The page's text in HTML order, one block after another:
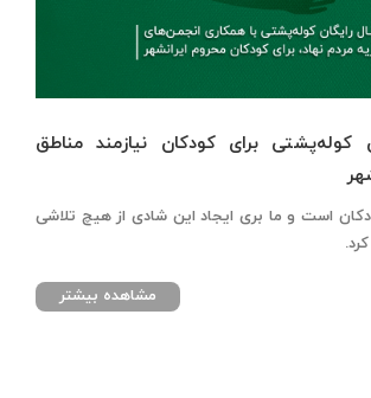
کوله‌پشتی برای کودکان نیازمند مناطق
است و ما بری ایجاد این شادی از هیچ تلاشی
مشاهده بیشتر